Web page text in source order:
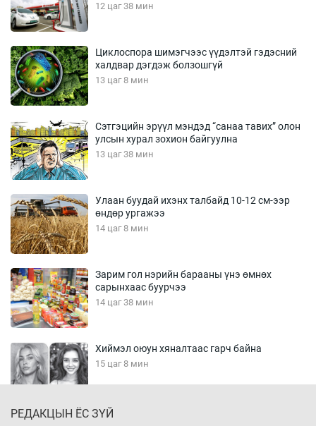
12 цаг 38 мин
Циклоспора шимэгчээс үүдэлтэй гэдэсний
халдвар дэгдэж болзошгүй
13 цаг 8 мин
Сэтгэцийн эрүүл мэндэд “санаа тавих” олон
улсын хурал зохион байгуулна
13 цаг 38 мин
Улаан буудай ихэнх талбайд 10-12 см-ээр
өндөр ургажээ
14 цаг 8 мин
Зарим гол нэрийн барааны үнэ өмнөх
сарынхаас буурчээ
14 цаг 38 мин
Хиймэл оюун хяналтаас гарч байна
15 цаг 8 мин
РЕДАКЦЫН ЁС ЗҮЙ